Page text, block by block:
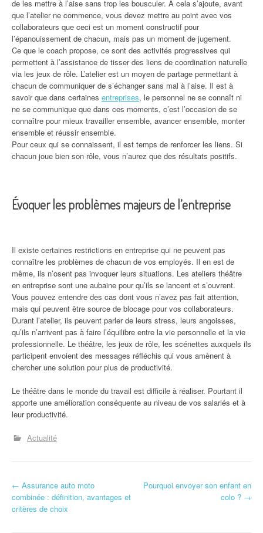
de les mettre à l’aise sans trop les bousculer. À cela s’ajoute, avant
que l’atelier ne commence, vous devez mettre au point avec vos
collaborateurs que ceci est un moment constructif pour
l’épanouissement de chacun, mais pas un moment de jugement.
Ce que le coach propose, ce sont des activités progressives qui
permettent à l’assistance de tisser des liens de coordination naturelle
via les jeux de rôle. L’atelier est un moyen de partage permettant à
chacun de communiquer de s’échanger sans mal à l’aise. Il est à
savoir que dans certaines entreprises, le personnel ne se connaît ni
ne se communique que dans ces moments, c’est l’occasion de se
connaître pour mieux travailler ensemble, avancer ensemble, monter
ensemble et réussir ensemble.
Pour ceux qui se connaissent, il est temps de renforcer les liens. Si
chacun joue bien son rôle, vous n’aurez que des résultats positifs.
Évoquer les problèmes majeurs de l’entreprise
Il existe certaines restrictions en entreprise qui ne peuvent pas
connaître les problèmes de chacun de vos employés. Il en est de
même, ils n’osent pas invoquer leurs situations. Les ateliers théâtre
en entreprise sont une aubaine pour qu’ils se lancent et s’ouvrent.
Vous pouvez entendre des cas dont vous n’avez pas fait attention,
mais qui peuvent être source de blocage pour vos collaborateurs.
Durant l’atelier, ils peuvent parler de leurs stress, leurs angoisses,
qu’ils n’arrivent pas à faire l’équilibre entre la vie personnelle et la vie
professionnelle. Le théâtre, les jeux de rôle, les scénettes auxquels ils
participent envoient des messages réfléchis qui vous amènent à
chercher une solution pour plus de productivité.
Le théâtre dans le monde du travail est difficile à réaliser. Pourtant il
apporte une amélioration conséquente au niveau de vos salariés et à
leur productivité.
Actualité
N
a
← Assurance auto moto
combinée : définition, avantages et
critères de choix
Pourquoi envoyer son enfant en
colo ? →